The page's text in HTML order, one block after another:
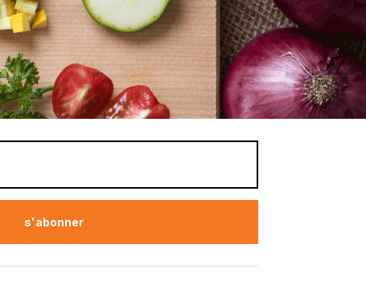
s'abonner